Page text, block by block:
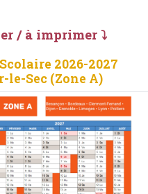
/ à imprimer ⤵
2026-2027
le-Sec (Zone A)